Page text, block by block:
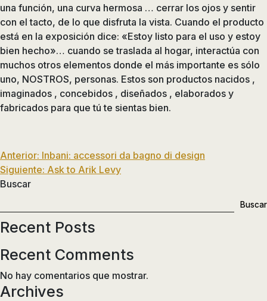
una función, una curva hermosa … cerrar los ojos y sentir
con el tacto, de lo que disfruta la vista. Cuando el producto
está en la exposición dice: «Estoy listo para el uso y estoy
bien hecho»… cuando se traslada al hogar, interactúa con
muchos otros elementos donde el más importante es sólo
uno, NOSTROS, personas. Estos son productos nacidos ,
imaginados , concebidos , diseñados , elaborados y
fabricados para que tú te sientas bien.
Navegación
de
entradas
Anterior: Inbani: accessori da bagno di design
Siguiente: Ask to Arik Levy
Buscar
Buscar
Recent Posts
Recent Comments
No hay comentarios que mostrar.
Archives